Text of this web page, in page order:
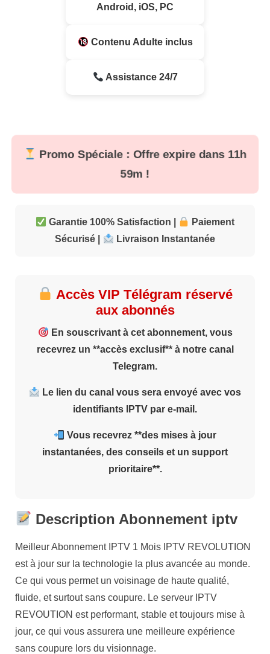
Android, iOS, PC
Contenu Adulte inclus
Assistance 24/7
Promo Spéciale : Offre expire dans 11h
59m !
Garantie 100% Satisfaction |
Paiement
Sécurisé |
Livraison Instantanée
Accès VIP Télégram réservé
aux abonnés
En souscrivant à cet abonnement, vous
recevrez un **accès exclusif** à notre canal
Telegram.
Le lien du canal vous sera envoyé avec vos
identifiants IPTV par e-mail.
Vous recevrez **des mises à jour
instantanées, des conseils et un support
prioritaire**.
Description Abonnement iptv
Meilleur Abonnement IPTV 1 Mois IPTV REVOLUTION
est à jour sur la technologie la plus avancée au monde.
Ce qui vous permet un voisinage de haute qualité,
fluide, et surtout sans coupure. Le serveur IPTV
REVOUTION est performant, stable et toujours mise à
jour, ce qui vous assurera une meilleure expérience
sans coupure lors du visionnage.